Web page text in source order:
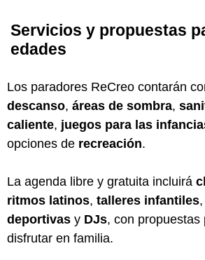
Servicios y propuestas
edades
Los paradores ReCreo contarán
descanso, áreas de sombra,
caliente, juegos para las
opciones de recreación.
La agenda libre y gratuita incluirá
ritmos latinos, talleres infantiles,
deportivas y DJs, con propuestas
disfrutar en familia.